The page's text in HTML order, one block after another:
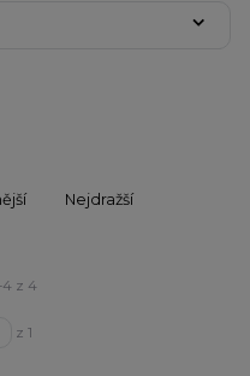
Nejdražší
4 z 4
z 1